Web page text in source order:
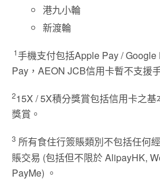
港九小輪
新渡輪
1手機支付包括Apple Pay /
Pay，AEON JCB信用卡暫不支援
215X / 5X積分獎賞包括信用卡之
獎賞。
3 所有食住行簽賬類別不包括任何
賬交易 (包括但不限於 AlipayHK,
PayMe) 。